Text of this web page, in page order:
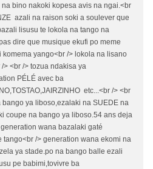
bino nakoki kopesa avis na ngai.<br
azali na raison soki a soulever que
lisusu te lokola na tango na
dire que musique ekufi po meme
komema yango<br /> lokola na lisano
> <br /> tozua ndakisa ya
PÉLÉ avec ba
etc...<br /> <br
bango ya liboso,ezalaki na SUEDE na
coupe na bango ya liboso.54 ans deja
wana bazalaki gaté
/> generation wana ekomi na
ya stade.po na bango balle ezali
pe babimi,tovivre ba